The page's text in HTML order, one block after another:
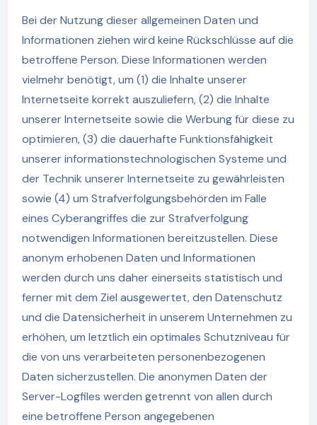
Bei der Nutzung dieser allgemeinen Daten und
Informationen ziehen wird keine Rückschlüsse auf die
betroffene Person. Diese Informationen werden
vielmehr benötigt, um (1) die Inhalte unserer
Internetseite korrekt auszuliefern, (2) die Inhalte
unserer Internetseite sowie die Werbung für diese zu
optimieren, (3) die dauerhafte Funktionsfähigkeit
unserer informationstechnologischen Systeme und
der Technik unserer Internetseite zu gewährleisten
sowie (4) um Strafverfolgungsbehörden im Falle
eines Cyberangriffes die zur Strafverfolgung
notwendigen Informationen bereitzustellen. Diese
anonym erhobenen Daten und Informationen
werden durch uns daher einerseits statistisch und
ferner mit dem Ziel ausgewertet, den Datenschutz
und die Datensicherheit in unserem Unternehmen zu
erhöhen, um letztlich ein optimales Schutzniveau für
die von uns verarbeiteten personenbezogenen
Daten sicherzustellen. Die anonymen Daten der
Server-Logfiles werden getrennt von allen durch
eine betroffene Person angegebenen